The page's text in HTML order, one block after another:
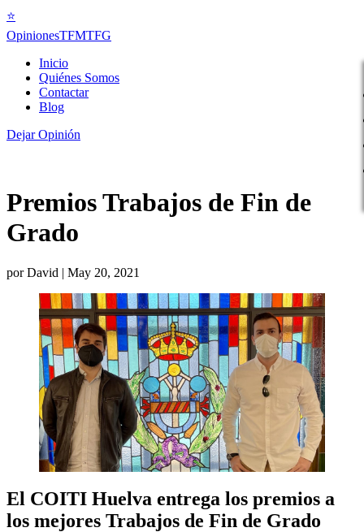
⭐
OpinionesTFMTFG
Inicio
Quiénes Somos
Contactar
Blog
Dejar Opinión
Premios Trabajos de Fin de
Grado
porDavid | May 20, 2021
El COITI Huelva entrega los premios a
los mejores Trabajos de Fin de Grado